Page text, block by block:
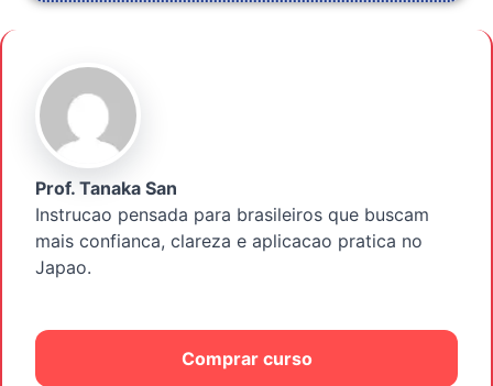
Prof. Tanaka San
Instrucao pensada para brasileiros que buscam
mais confianca, clareza e aplicacao pratica no
Japao.
Comprar curso